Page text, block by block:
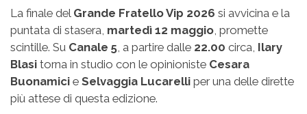
La finale del Grande Fratello Vip 2026 si avvicina e la
puntata di stasera, martedì 12 maggio, promette
scintille. Su Canale 5, a partire dalle 22.00 circa, Ilary
Blasi torna in studio con le opinioniste Cesara
Buonamici e Selvaggia Lucarelli per una delle dirette
più attese di questa edizione.